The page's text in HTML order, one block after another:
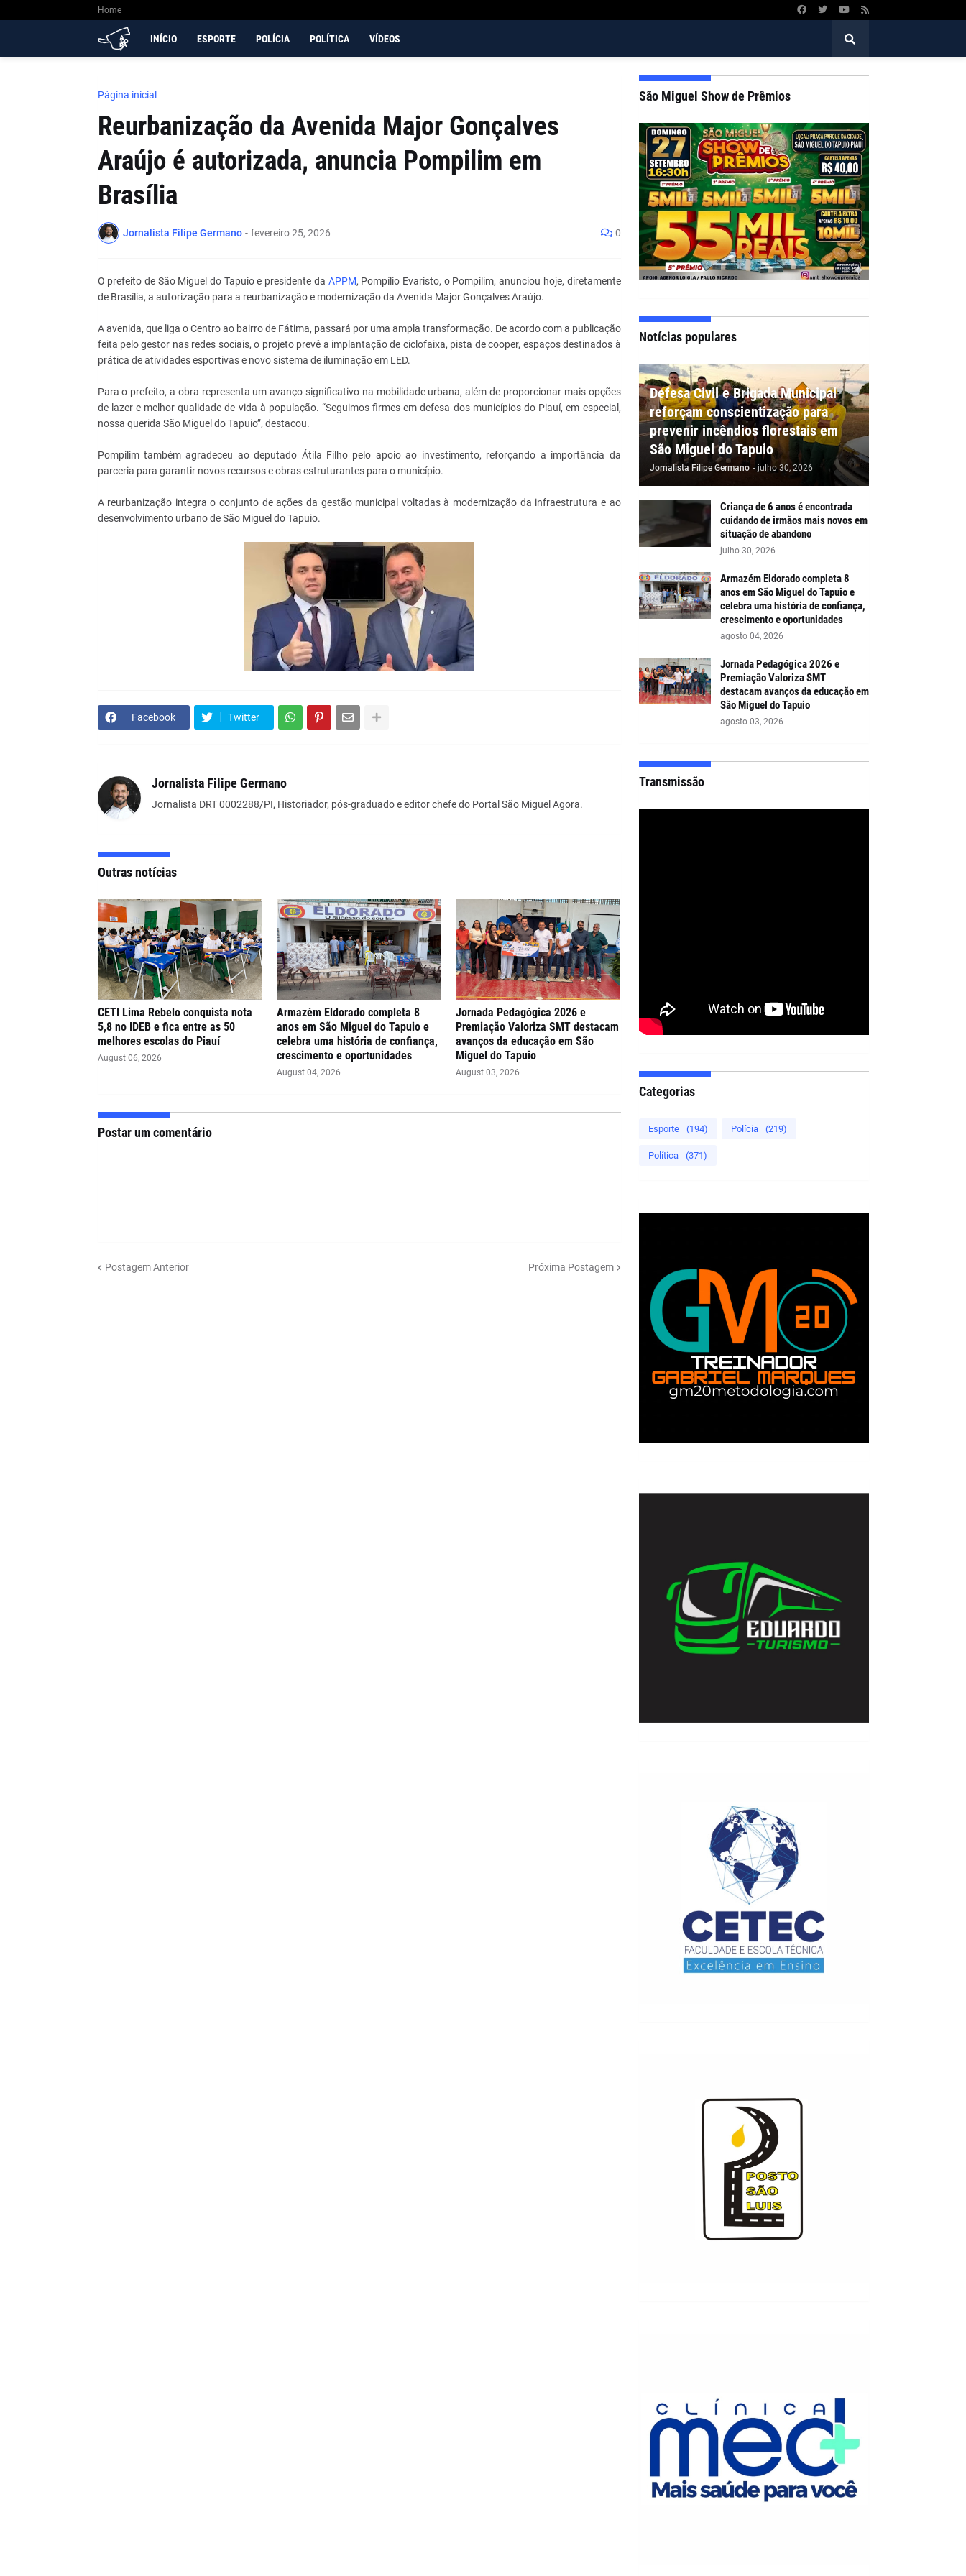
Home
INÍCIO ESPORTE POLÍCIA POLÍTICA VÍDEOS
Página inicial
Reurbanização da Avenida Major Gonçalves
Araújo é autorizada, anuncia Pompilim em
Brasília
Jornalista Filipe Germano - fevereiro 25, 2026 0
O prefeito de São Miguel do Tapuio e presidente da APPM, Pompílio Evaristo, o Pompilim, anunciou hoje, diretamente
de Brasília, a autorização para a reurbanização e modernização da Avenida Major Gonçalves Araújo.
A avenida, que liga o Centro ao bairro de Fátima, passará por uma ampla transformação. De acordo com a publicação
feita pelo gestor nas redes sociais, o projeto prevê a implantação de ciclofaixa, pista de cooper, espaços destinados à
prática de atividades esportivas e novo sistema de iluminação em LED.
Para o prefeito, a obra representa um avanço significativo na mobilidade urbana, além de proporcionar mais opções
de lazer e melhor qualidade de vida à população. “Seguimos firmes em defesa dos municípios do Piauí, em especial,
nossa querida São Miguel do Tapuio”, destacou.
Pompilim também agradeceu ao deputado Átila Filho pelo apoio ao investimento, reforçando a importância da
parceria para garantir novos recursos e obras estruturantes para o município.
A reurbanização integra o conjunto de ações da gestão municipal voltadas à modernização da infraestrutura e ao
desenvolvimento urbano de São Miguel do Tapuio.
Facebook Twitter
Jornalista Filipe Germano
Jornalista DRT 0002288/PI, Historiador, pós-graduado e editor chefe do Portal São Miguel Agora.
Outras notícias
CETI Lima Rebelo conquista nota
5,8 no IDEB e fica entre as 50
melhores escolas do Piauí
August 06, 2026
Armazém Eldorado completa 8
anos em São Miguel do Tapuio e
celebra uma história de confiança,
crescimento e oportunidades
August 04, 2026
Jornada Pedagógica 2026 e
Premiação Valoriza SMT destacam
avanços da educação em São
Miguel do Tapuio
August 03, 2026
Postar um comentário
Postagem Anterior Próxima Postagem
São Miguel Show de Prêmios
Notícias populares
Defesa Civil e Brigada Municipal
reforçam conscientização para
prevenir incêndios florestais em
São Miguel do Tapuio
Jornalista Filipe Germano - julho 30, 2026
Criança de 6 anos é encontrada
cuidando de irmãos mais novos em
situação de abandono
julho 30, 2026
Armazém Eldorado completa 8
anos em São Miguel do Tapuio e
celebra uma história de confiança,
crescimento e oportunidades
agosto 04, 2026
Jornada Pedagógica 2026 e
Premiação Valoriza SMT
destacam avanços da educação em
São Miguel do Tapuio
agosto 03, 2026
Transmissão
Categorias
Esporte (194) Polícia (219)
Política (371)